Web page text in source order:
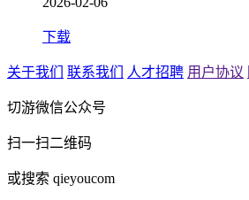
下载
关于我们 联系我们 人才招聘 用户协议
切游微信公众号
扫一扫二维码
或搜索 qieyoucom